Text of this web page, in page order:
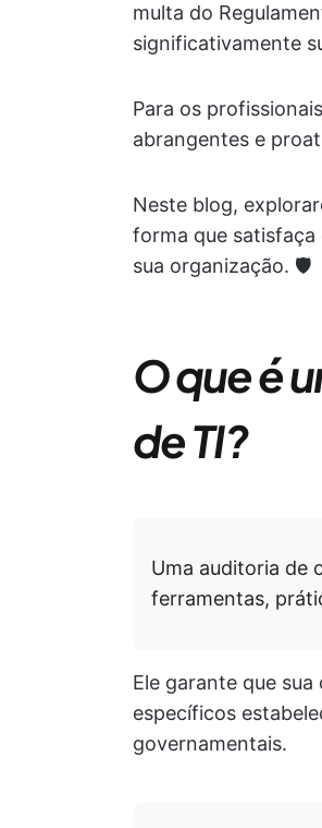
multa do
significativamente
Para os
abrangentes e
Neste blog,
forma que
sua organização. 🛡️
O que é
de TI?
Uma auditoria de
ferramentas,
Ele garante que
específicos
governamentais.